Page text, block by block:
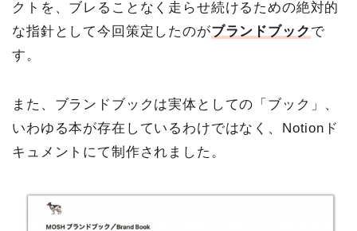
クトを、ブレることなく走らせ続けるための絶対的
な指針として今回策定したのがブランドブック で
す。
また、ブランドブックは実体としての「ブック」、
いわゆる本が存在しているわけではなく、Notionド
キュメントにて制作されました。